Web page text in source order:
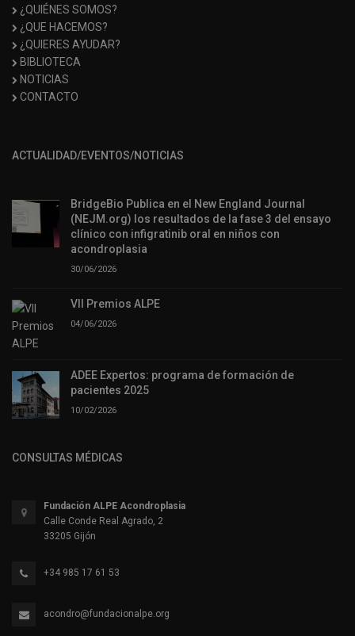
¿QUIÉNES SOMOS?
¿QUE HACEMOS?
¿QUIERES AYUDAR?
BIBLIOTECA
NOTICIAS
CONTACTO
ACTUALIDAD/EVENTOS/NOTICIAS
BridgeBio Publica en el New England Journal
(NEJM.org) los resultados de la fase 3 del ensayo
clínico con infigratinib oral en niños con
acondroplasia
30/06/2026
VII Premios ALPE
04/06/2026
ADEE Expertos: programa de formación de
pacientes 2025
10/02/2026
CONSULTAS MÉDICAS
Fundación ALPE Acondroplasia
Calle Conde Real Agrado, 2
33205 Gijón
+34 985 17 61 53
acondro@fundacionalpe.org